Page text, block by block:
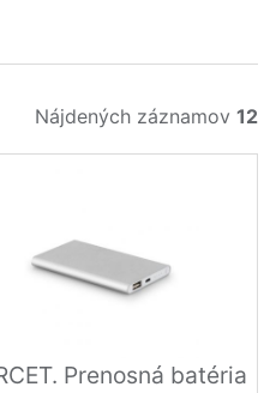
Nájdených záznamov 12
Prenosná batéria